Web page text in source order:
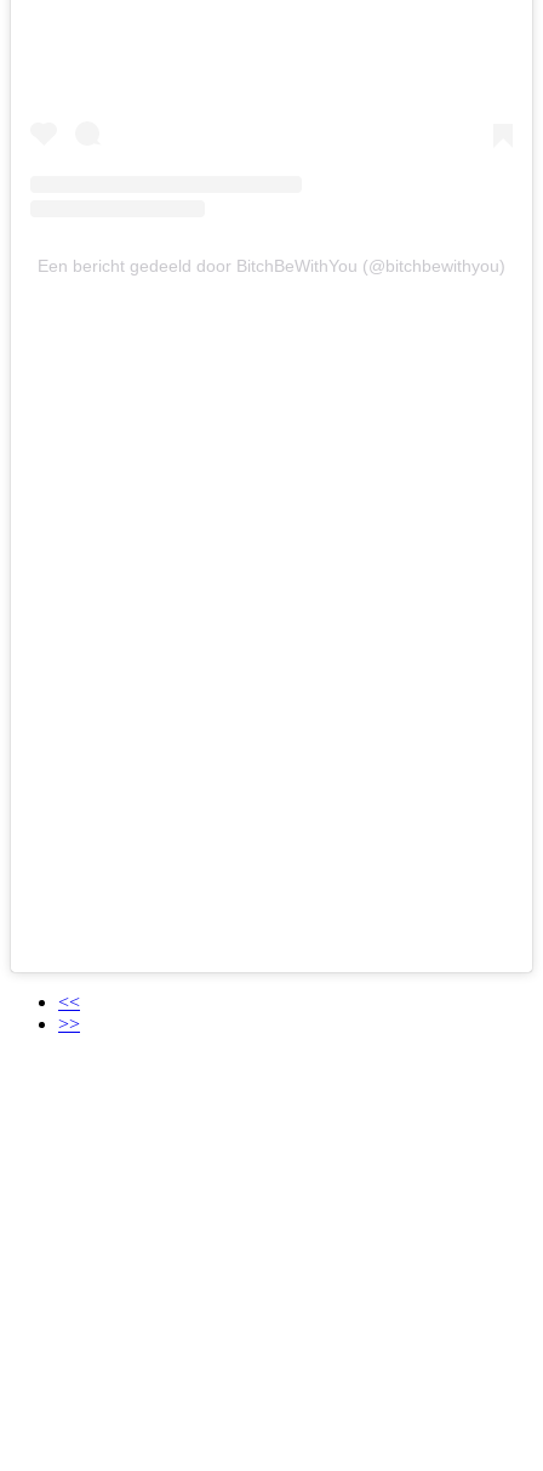
Een bericht gedeeld door BitchBeWithYou (@bitchbewithyou)
<<
>>